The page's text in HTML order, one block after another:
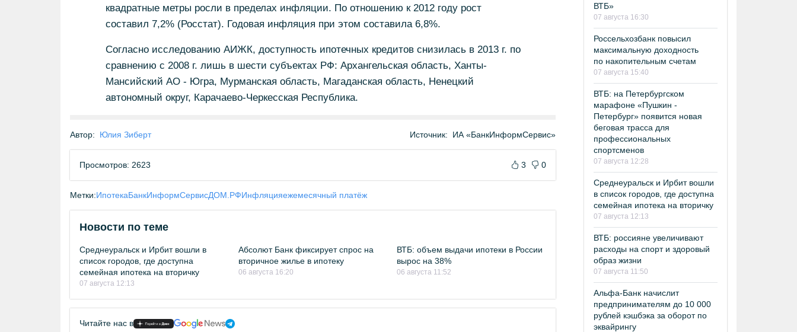
квадратные метры росли в пределах инфляции. По отношению к 2012 году рост
составил 7,2% (Росстат). Годовая инфляция при этом составила 6,8%.
Согласно исследованию АИЖК, доступность ипотечных кредитов снизилась в 2013 г. по
сравнению с 2008 г. лишь в шести субъектах РФ: Архангельская область, Ханты-
Мансийский АО - Югра, Мурманская область, Магаданская область, Ненецкий
автономный округ, Карачаево-Черкесская Республика.
Автор: Юлия Зиберт Источник: ИА «БанкИнформСервис»
Просмотров: 2623 3 0
Метки:ИпотекаБанкИнформСервисДОМ.РФИнфляцияежемесячный платёж
Новости по теме
Среднеуральск и Ирбит вошли в
список городов, где доступна
семейная ипотека на вторичку
07 августа 12:13
Абсолют Банк фиксирует спрос на
вторичное жилье в ипотеку
06 августа 16:20
ВТБ: объем выдачи ипотеки в России
вырос на 38%
06 августа 11:52
Читайте нас в
ВТБ»
07 августа 16:30
Россельхозбанк повысил
максимальную доходность
по накопительным счетам
07 августа 15:40
ВТБ: на Петербургском
марафоне «Пушкин -
Петербург» появится новая
беговая трасса для
профессиональных
спортсменов
07 августа 12:28
Среднеуральск и Ирбит вошли
в список городов, где доступна
семейная ипотека на вторичку
07 августа 12:13
ВТБ: россияне увеличивают
расходы на спорт и здоровый
образ жизни
07 августа 11:50
Альфа-Банк начислит
предпринимателям до 10 000
рублей кэшбэка за оборот по
эквайрингу